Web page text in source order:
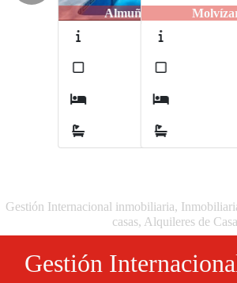
Molvízar /
Gestión Internacional inmobiliaria,
casas, Alquileres de
Gestión